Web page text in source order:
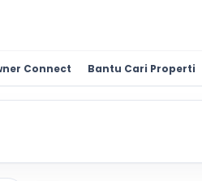
Connect Bantu Cari Properti